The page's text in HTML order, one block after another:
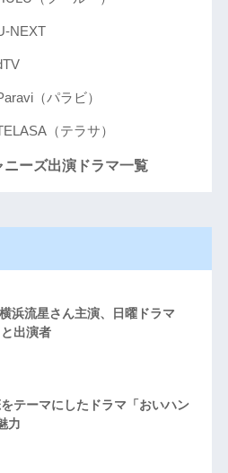
NEXT
（パラビ）
（テラサ）
ーズ出演ドラマ一覧
浜流星さん主演、日曜ドラマ
出演者
テーマにしたドラマ「おいハン
力